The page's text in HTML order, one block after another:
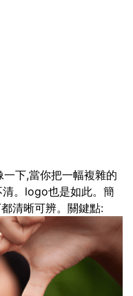
下,當你把一幅複雜的
。logo也是如此。簡
清晰可辨。關鍵點: